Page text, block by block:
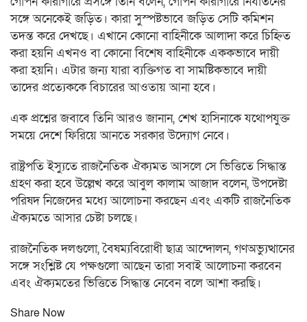
সঙ্গে অনেকেই জড়িত। কারা সুস্পষ্টভাবে জড়িত সেটি কমিশন
তদন্ত করে দেখছে। এখানে কোনো বাহিনীকে আলাদা করে চিহ্নিত
করা হয়নি এখনও বা কোনো বিশেষ বাহিনীকে এককভাবে দায়ী
করা হয়নি। এটার জন্য যারা ব্যক্তিগত বা সামষ্টিকভাবে দায়ী
তাদের প্রত্যেককে বিচারের আওতায় আনা হবে।
এক প্রশ্নের জবাবে তিনি আরও জানান, শেখ হাসিনাকে যথোপযুক্ত
সময়ে দেশে ফিরিয়ে আনতে সরকার উদ্যোগ নেবে।
রাষ্ট্রপতি ইস্যুতে রাজনৈতিক ঐক্যমত আসলে সে ভিত্তিতে সিদ্ধান্ত
গ্রহণ করা হবে উল্লেখ করে আবুল কালাম আজাদ বলেন, উপদেষ্টা
পরিষদ নিজেদের মধ্যে আলোচনা করছেন এবং একটি রাজনৈতিক
ঐক্যমতে আসার চেষ্টা চলছে।
রাজনৈতিক দলগুলো, বৈষম্যবিরোধী ছাত্র আন্দোলন, গণঅভ্যুত্থানের
সঙ্গে সংশ্লিষ্ট যে পক্ষগুলো আছেন তারা সবাই আলোচনা করবেন
এবং ঐক্যমতের ভিত্তিতে সিদ্ধান্ত নেবেন বলে আশা করছি।
Share Now